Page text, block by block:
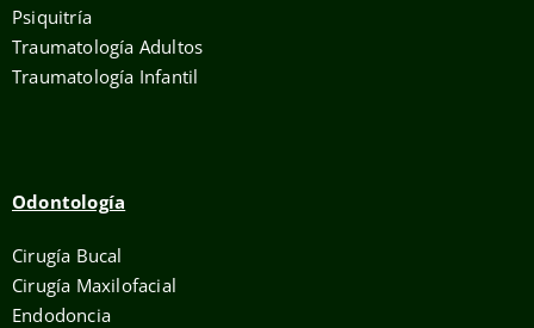
Psiquitría
Traumatología Adultos
Traumatología Infantil
Odontología
Cirugía Bucal
Cirugía Maxilofacial
Endodoncia